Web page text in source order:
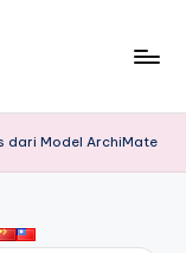
dari Model ArchiMate